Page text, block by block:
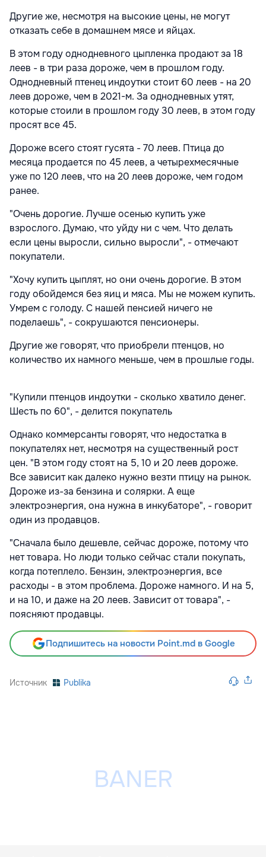
Другие же, несмотря на высокие цены, не могут
отказать себе в домашнем мясе и яйцах.
В этом году однодневного цыпленка продают за 18
леев - в три раза дороже, чем в прошлом году.
Однодневный птенец индоутки стоит 60 леев - на 20
леев дороже, чем в 2021-м. За однодневных утят,
которые стоили в прошлом году 30 леев, в этом году
просят все 45.
Дороже всего стоят гусята - 70 леев. Птица до
месяца продается по 45 леев, а четырехмесячные
уже по 120 леев, что на 20 леев дороже, чем годом
ранее.
"Очень дорогие. Лучше осенью купить уже
взрослого. Думаю, что уйду ни с чем. Что делать
если цены выросли, сильно выросли", - отмечают
покупатели.
"Хочу купить цыплят, но они очень дорогие. В этом
году обойдемся без яиц и мяса. Мы не можем купить.
Умрем с голоду. С нашей пенсией ничего не
поделаешь", - сокрушаются пенсионеры.
Другие же говорят, что приобрели птенцов, но
количество их намного меньше, чем в прошлые годы.
"Купили птенцов индоутки - сколько хватило денег.
Шесть по 60", - делится покупатель
Однако коммерсанты говорят, что недостатка в
покупателях нет, несмотря на существенный рост
цен. "В этом году стоят на 5, 10 и 20 леев дороже.
Все зависит как далеко нужно везти птицу на рынок.
Дороже из-за бензина и солярки. А еще
электроэнергия, она нужна в инкубаторе", - говорит
один из продавцов.
"Сначала было дешевле, сейчас дороже, потому что
нет товара. Но люди только сейчас стали покупать,
когда потеплело. Бензин, электроэнергия, все
расходы - в этом проблема. Дороже намного. И на 5,
и на 10, и даже на 20 леев. Зависит от товара", -
поясняют продавцы.
Подпишитесь на новости Point.md в Google
Источник Publika